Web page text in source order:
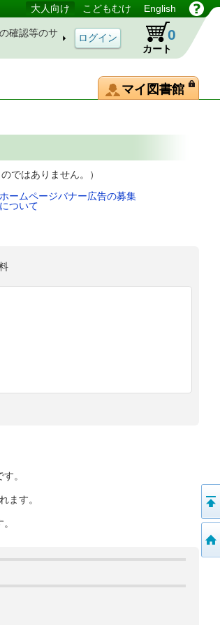
大人向け こどもむけ English
確認等のサ
カート
0
マイ図書館
りません。）
ホームページバナー広告の募集
について
。
ます。